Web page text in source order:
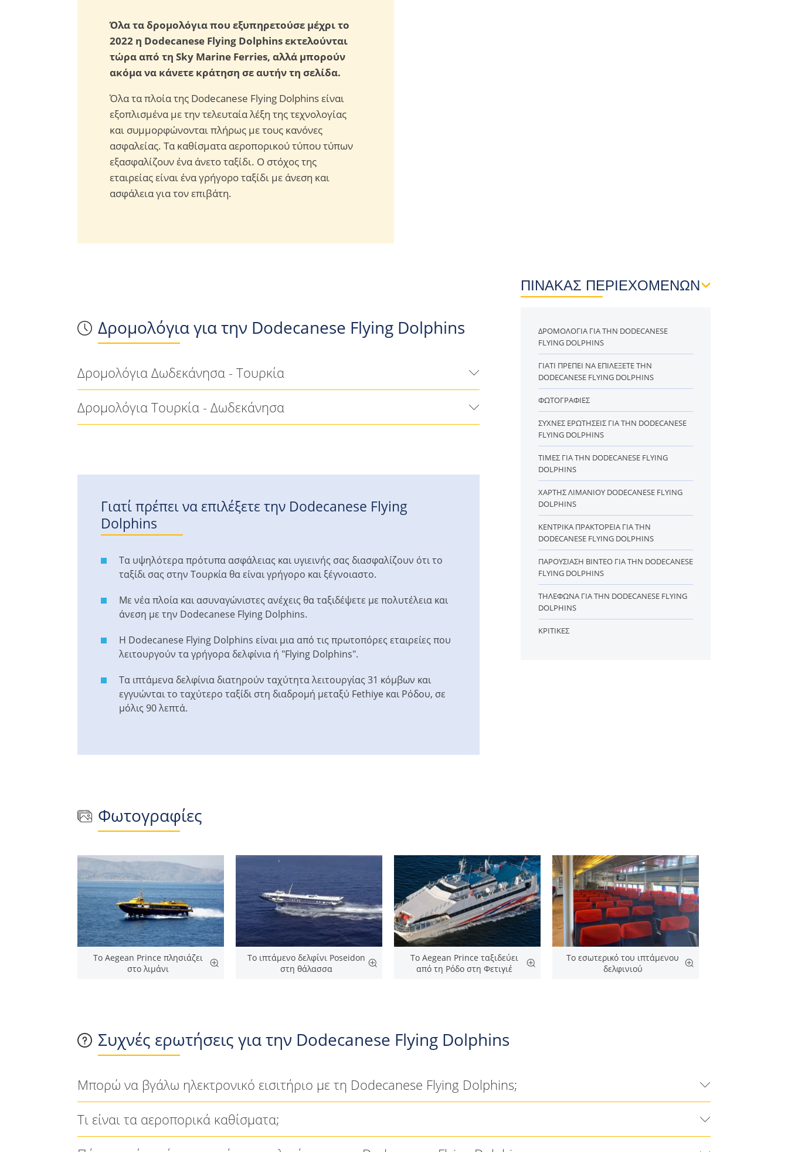
Όλα τα δρομολόγια που εξυπηρετούσε μέχρι το
2022 η Dodecanese Flying Dolphins εκτελούνται
τώρα από τη Sky Marine Ferries, αλλά μπορούν
ακόμα να κάνετε κράτηση σε αυτήν τη σελίδα.
Όλα τα πλοία της Dodecanese Flying Dolphins είναι
εξοπλισμένα με την τελευταία λέξη της τεχνολογίας
και συμμορφώνονται πλήρως με τους κανόνες
ασφαλείας. Τα καθίσματα αεροπορικού τύπου τύπων
εξασφαλίζουν ένα άνετο ταξίδι. Ο στόχος της
εταιρείας είναι ένα γρήγορο ταξίδι με άνεση και
ασφάλεια για τον επιβάτη.
Δρομολόγια για την Dodecanese Flying Dolphins
Δρομολόγια Δωδεκάνησα - Τουρκία
Δρομολόγια Τουρκία - Δωδεκάνησα
Γιατί πρέπει να επιλέξετε την Dodecanese Flying
Dolphins
Τα υψηλότερα πρότυπα ασφάλειας και υγιεινής σας διασφαλίζουν ότι το
ταξίδι σας στην Τουρκία θα είναι γρήγορο και ξέγνοιαστο.
Με νέα πλοία και ασυναγώνιστες ανέχεις θα ταξιδέψετε με πολυτέλεια και
άνεση με την Dodecanese Flying Dolphins.
Η Dodecanese Flying Dolphins είναι μια από τις πρωτοπόρες εταιρείες που
λειτουργούν τα γρήγορα δελφίνια ή "Flying Dolphins".
Τα ιπτάμενα δελφίνια διατηρούν ταχύτητα λειτουργίας 31 κόμβων και
εγγυώνται το ταχύτερο ταξίδι στη διαδρομή μεταξύ Fethiye και Ρόδου, σε
μόλις 90 λεπτά.
ΠΙΝΑΚΑΣ ΠΕΡΙΕΧΟΜΕΝΩΝ
ΔΡΟΜΟΛΌΓΙΑ ΓΙΑ ΤΗΝ DODECANESE
FLYING DOLPHINS
ΓΙΑΤΊ ΠΡΈΠΕΙ ΝΑ ΕΠΙΛΈΞΕΤΕ ΤΗΝ
DODECANESE FLYING DOLPHINS
ΦΩΤΟΓΡΑΦΊΕΣ
ΣΥΧΝΈΣ ΕΡΩΤΉΣΕΙΣ ΓΙΑ ΤΗΝ DODECANESE
FLYING DOLPHINS
ΤΙΜΈΣ ΓΙΑ ΤΗΝ DODECANESE FLYING
DOLPHINS
ΧΆΡΤΗΣ ΛΙΜΑΝΙΟΎ DODECANESE FLYING
DOLPHINS
ΚΕΝΤΡΙΚΆ ΠΡΑΚΤΟΡΕΊΑ ΓΙΑ ΤΗΝ
DODECANESE FLYING DOLPHINS
ΠΑΡΟΥΣΊΑΣΗ ΒΊΝΤΕΟ ΓΙΑ ΤΗΝ DODECANESE
FLYING DOLPHINS
ΤΗΛΈΦΩΝΑ ΓΙΑ ΤΗΝ DODECANESE FLYING
DOLPHINS
ΚΡΙΤΙΚΈΣ
Φωτογραφίες
To Aegean Prince πλησιάζει
στo λιμάνι
Το ιπτάμενο δελφίνι Poseidon
στη θάλασσα
Το Aegean Prince ταξιδεύει
από τη Ρόδο στη Φετιγιέ
Το εσωτερικό του ιπτάμενου
δελφινιού
Συχνές ερωτήσεις για την Dodecanese Flying Dolphins
Μπορώ να βγάλω ηλεκτρονικό εισιτήριο με τη Dodecanese Flying Dolphins;
Τι είναι τα αεροπορικά καθίσματα;